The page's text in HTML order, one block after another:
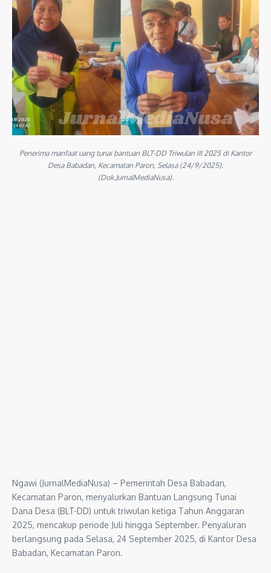
Penerima manfaat uang tunai bantuan BLT-DD Triwulan III 2025 di Kantor
Desa Babadan, Kecamatan Paron, Selasa (24/9/2025).
(Dok.JurnalMediaNusa).
Ngawi (JurnalMediaNusa) – Pemerintah Desa Babadan,
Kecamatan Paron, menyalurkan Bantuan Langsung Tunai
Dana Desa (BLT-DD) untuk triwulan ketiga Tahun Anggaran
2025, mencakup periode Juli hingga September. Penyaluran
berlangsung pada Selasa, 24 September 2025, di Kantor Desa
Babadan, Kecamatan Paron.